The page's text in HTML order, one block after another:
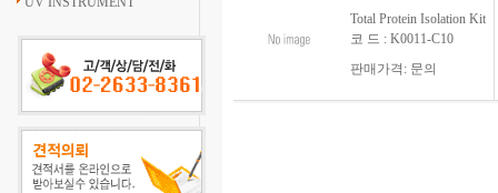
Total Protein Isolation Kit
코 드 : K0011-C10
판매가격: 문의